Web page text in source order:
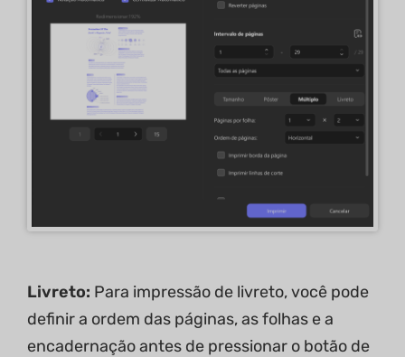
Livreto: Para impressão de livreto, você pode
definir a ordem das páginas, as folhas e a
encadernação antes de pressionar o botão de